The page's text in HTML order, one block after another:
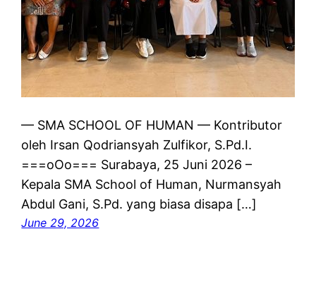
— SMA SCHOOL OF HUMAN — Kontributor
oleh Irsan Qodriansyah Zulfikor, S.Pd.I.
===oOo=== Surabaya, 25 Juni 2026 –
Kepala SMA School of Human, Nurmansyah
Abdul Gani, S.Pd. yang biasa disapa […]
June 29, 2026